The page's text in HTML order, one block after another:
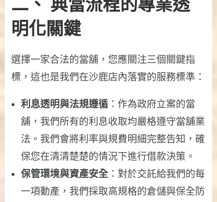
二、 典當流程的專業透
明化關鍵
選擇一家合法的當舖，您應關注三個關鍵指
標，這也是我們在沙鹿店內落實的服務標準：
利息透明與法規遵循：作為政府立案的當
舖，我們所有的利息收取均嚴格遵守當舖業
法。我們會將利率與規費明細完整告知，確
保您在清清楚楚的情況下進行借款決策。
保管環境與資產安全：對於交託給我們的每
一項動產，我們採取高規格的倉儲與保全防